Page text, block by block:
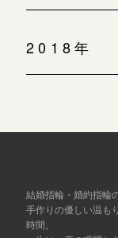
2018年
結婚指輪・婚約指輪
手作りの優しい温も
時間。